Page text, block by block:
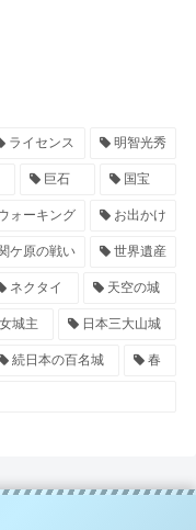
ライセンス 明智光秀
巨石 国宝
ォーキング お出かけ
ケ原の戦い 世界遺産
ネクタイ 天空の城
女城主 日本三大山城
続日本の百名城 春